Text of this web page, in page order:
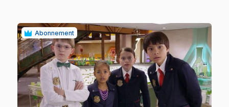
Abonnement